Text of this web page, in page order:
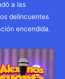
a las
delincuentes
encendida.